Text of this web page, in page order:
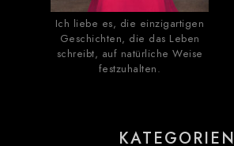
Ich liebe es, die einzigartigen
Geschichten, die das Leben
schreibt, auf natürliche Weise
festzuhalten.
KATEGORIEN